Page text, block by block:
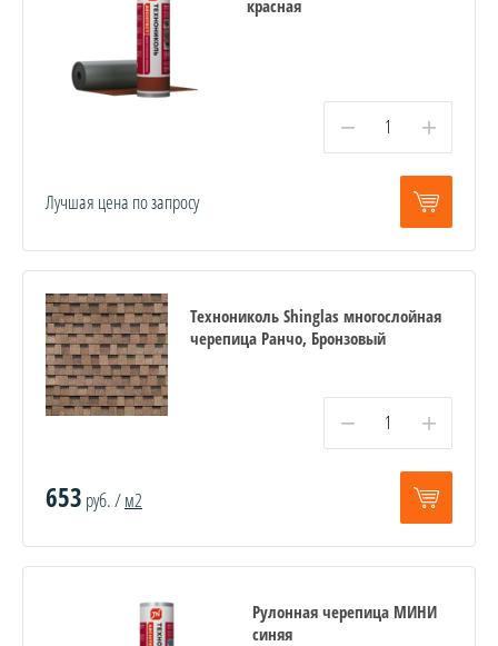
красная
− +
Лучшая цена по запросу
Технониколь Shinglas многослойная
черепица Ранчо, Бронзовый
− +
653 руб. /м2
Рулонная черепица МИНИ
синяя